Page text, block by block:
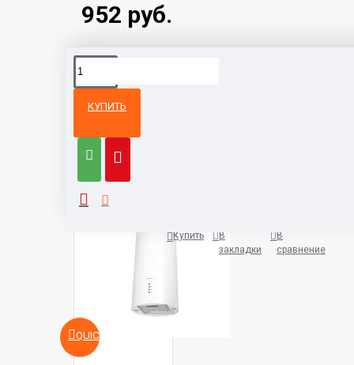
952 руб.
КУПИТЬ
категории
QUICKVIEW
Купить
В
закладки
В
сравнение